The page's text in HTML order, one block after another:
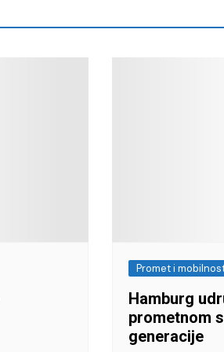
Promet i
Hamburg
prometnom
generacije